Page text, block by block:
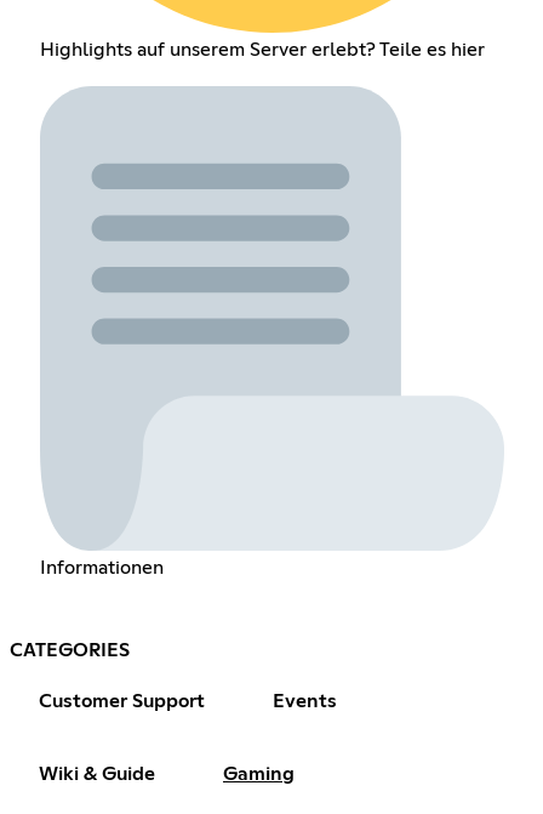
Highlights auf unserem Server erlebt? Teile es hier
Informationen
CATEGORIES
Customer Support Events
Wiki & Guide Gaming